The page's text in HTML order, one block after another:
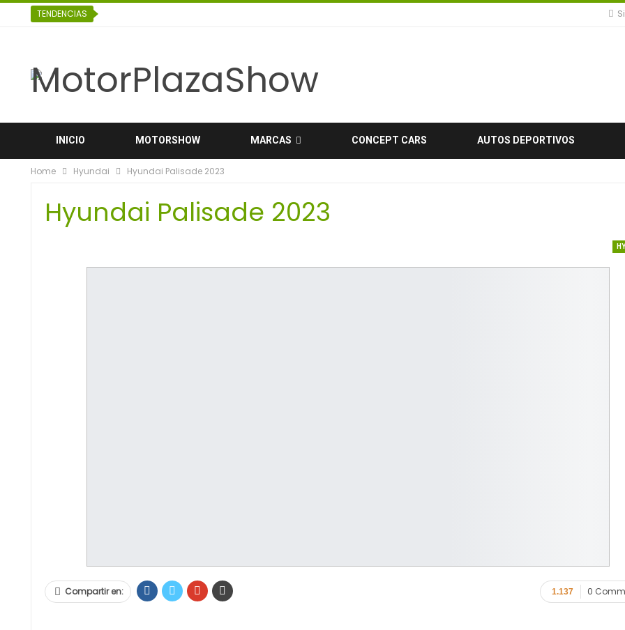
TENDENCIAS
INICIO MOTORSHOW MARCAS CONCEPT CARS AUTOS DEPORTIVOS
ESPECIALES
Home Hyundai Hyundai Palisade 2023
Hyundai Palisade 2023
0
1.137
Compartir en: